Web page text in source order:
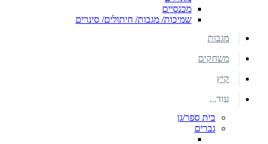
מכנסיים
שמיכות/ מגבות/ חיתולים/ סינרים
מגבות
משחקים
קיץ
עוד...
בית ספר/גן
גברים